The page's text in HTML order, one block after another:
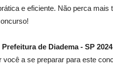
e eficiente. Não perca
de Diadema - SP
você a se preparar para este